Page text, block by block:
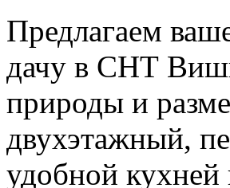
Предлагаем
дачу в СНТ
природы и
двухэтажный,
удобной